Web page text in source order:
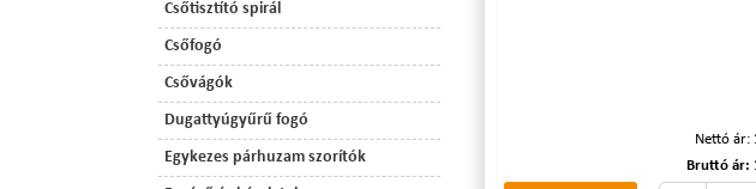
Csőtisztító spirál
Csőfogó
Csővágók
Dugattyúgyűrű fogó
Egykezes párhuzam szorítók
Nettó ár:
Bruttó ár: